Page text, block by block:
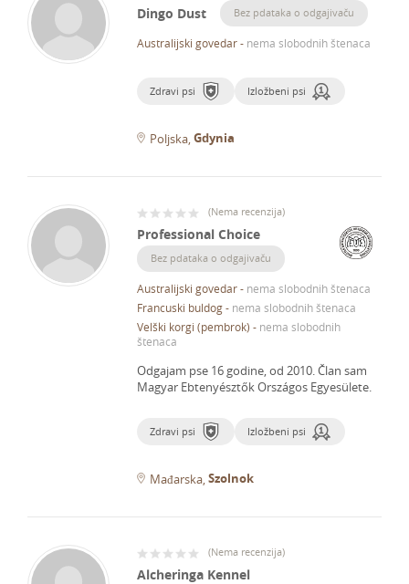
Dingo Dust Bez pdataka o odgajivaču
Australijski govedar- nema slobodnih štenaca
Zdravi psi Izložbeni psi
Poljska Gdynia
(Nema recenzija)
Professional Choice
Bez pdataka o odgajivaču
Australijski govedar- nema slobodnih štenaca
Francuski buldog- nema slobodnih štenaca
Velški korgi (pembrok) - nema slobodnih
štenaca
Odgajam pse 16 godine, od 2010.Član sam
Magyar Ebtenyésztők Országos Egyesülete.
Zdravi psi Izložbeni psi
Mađarska Szolnok
(Nema recenzija)
Alcheringa Kennel